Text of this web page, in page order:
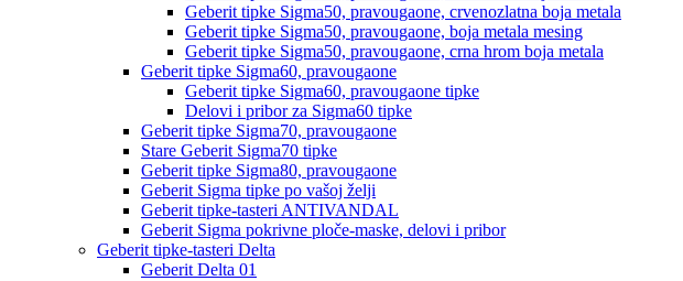
Geberit tipke Sigma50, pravougaone, crvenozlatna boja metala
Geberit tipke Sigma50, pravougaone, boja metala mesing
Geberit tipke Sigma50, pravougaone, crna hrom boja metala
Geberit tipke Sigma60, pravougaone
Geberit tipke Sigma60, pravougaone tipke
Delovi i pribor za Sigma60 tipke
Geberit tipke Sigma70, pravougaone
Stare Geberit Sigma70 tipke
Geberit tipke Sigma80, pravougaone
Geberit Sigma tipke po vašoj želji
Geberit tipke-tasteri ANTIVANDAL
Geberit Sigma pokrivne ploče-maske, delovi i pribor
Geberit tipke-tasteri Delta
Geberit Delta 01